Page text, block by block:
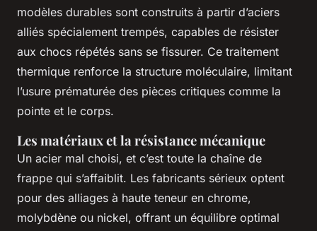
modèles durables sont construits à partir d’aciers
alliés spécialement trempés, capables de résister
aux chocs répétés sans se fissurer. Ce traitement
thermique renforce la structure moléculaire, limitant
l’usure prématurée des pièces critiques comme la
pointe et le corps.
Les matériaux et la résistance mécanique
Un acier mal choisi, et c’est toute la chaîne de
frappe qui s’affaiblit. Les fabricants sérieux optent
pour des alliages à haute teneur en chrome,
molybdène ou nickel, offrant un équilibre optimal